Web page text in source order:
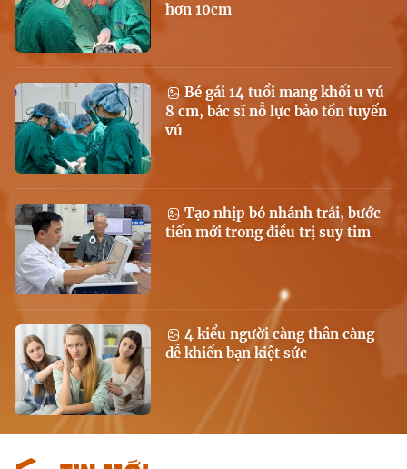
hơn 10cm
Bé gái 14 tuổi mang khối u vú
8 cm, bác sĩ nỗ lực bảo tồn tuyến
vú
Tạo nhịp bó nhánh trái, bước
tiến mới trong điều trị suy tim
4 kiểu người càng thân càng
dễ khiến bạn kiệt sức